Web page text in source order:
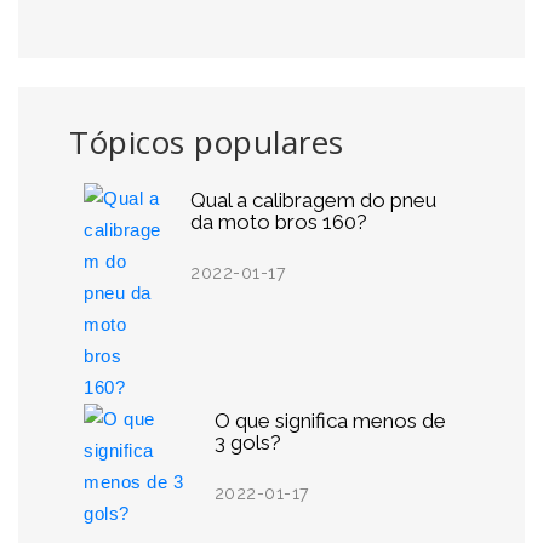
Tópicos populares
Qual a calibragem do pneu
da moto bros 160?
2022-01-17
O que significa menos de
3 gols?
2022-01-17